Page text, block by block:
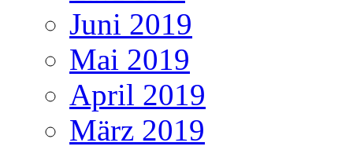
Juni 2019
Mai 2019
April 2019
März 2019